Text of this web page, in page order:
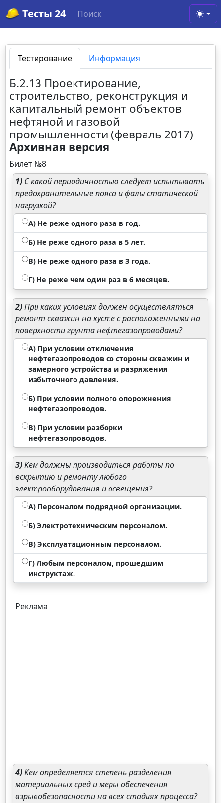
Тесты 24 Поиск
Тестирование Информация
Б.2.13 Проектирование,
строительство, реконструкция и
капитальный ремонт объектов
нефтяной и газовой
промышленности (февраль 2017)
Архивная версия
Билет №8
1) С какой периодичностью следует испытывать
предохранительные пояса и фалы статической
нагрузкой?
А) Не реже одного раза в год.
Б) Не реже одного раза в 5 лет.
В) Не реже одного раза в 3 года.
Г) Не реже чем один раз в 6 месяцев.
2)При каких условиях должен осуществляться
ремонт скважин на кусте с расположенными на
поверхности грунта нефтегазопроводами?
А) При условии отключения
нефтегазопроводов со стороны скважин и
замерного устройства и разряжения
избыточного давления.
Б) При условии полного опорожнения
нефтегазопроводов.
В) При условии разборки
нефтегазопроводов.
3)Кем должны производиться работы по
вскрытию и ремонту любого
электрооборудования и освещения?
А) Персоналом подрядной организации.
Б) Электротехническим персоналом.
В) Эксплуатационным персоналом.
Г) Любым персоналом, прошедшим
инструктаж.
Реклама
4)Кем определяется степень разделения
материальных сред и меры обеспечения
взрывобезопасности на всех стадиях процесса?